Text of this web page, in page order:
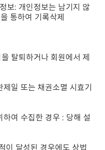
보: 개인정보는 남기지 않
통하여 기록삭제
탈퇴하거나 회원에서 제
일 또는 채권소멸 시효기
여 수집한 경우 : 당해 설
이 달성된 경우에도 상법